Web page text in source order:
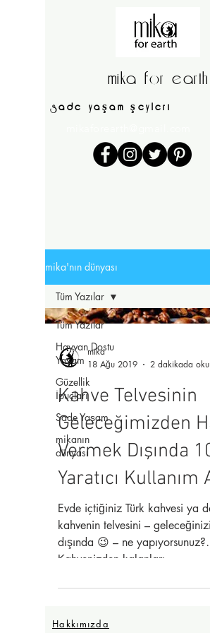
mika for earth
sade yaşam şeyleri
mika'nın dünyası
Tüm Yazılar
Hayvan Dostu
Yaşam
Güzellik
İpuçları
Sade Yaşam
mikanın
dünyası
Tüm Yazılar
mika
18 Ağu 2019
2 dakikada
Kahve Telvesinin
Geleceğimizden
Vermek Dışında
Yaratıcı Kullanım
Evde içtiğiniz Türk kahvesi ya
kahvenin telvesini –
dışında 😉 – ne yapıyorsunuz?
Kahvenizden kalanları...
Hakkımızda